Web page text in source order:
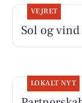
VEJRET
Sol og
LOKALT NYT